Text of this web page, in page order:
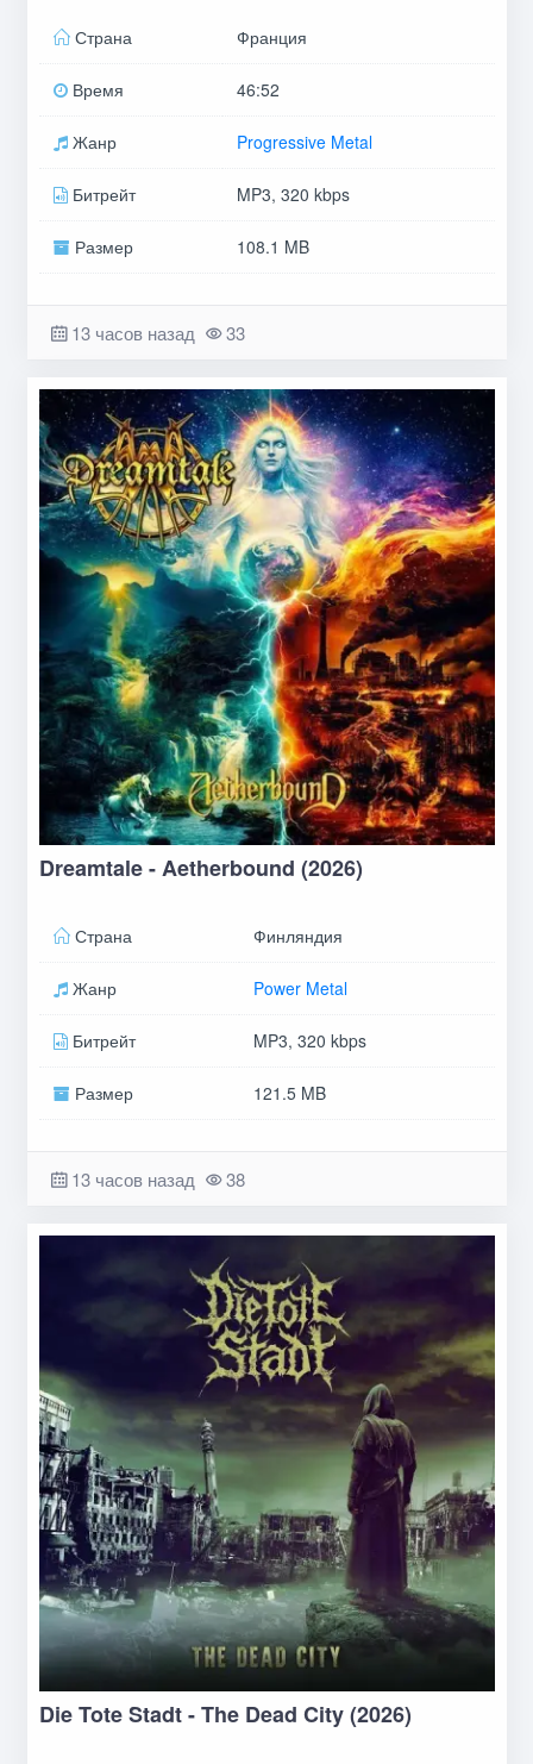
Страна Франция
Время 46:52
Жанр Progressive Metal
Битрейт MP3, 320 kbps
Размер 108.1 MB
13 часов назад 33
Dreamtale - Aetherbound (2026)
Страна Финляндия
Жанр Power Metal
Битрейт MP3, 320 kbps
Размер 121.5 MB
13 часов назад 38
Die Tote Stadt - The Dead City (2026)